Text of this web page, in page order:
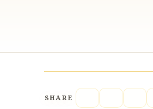
SHARE